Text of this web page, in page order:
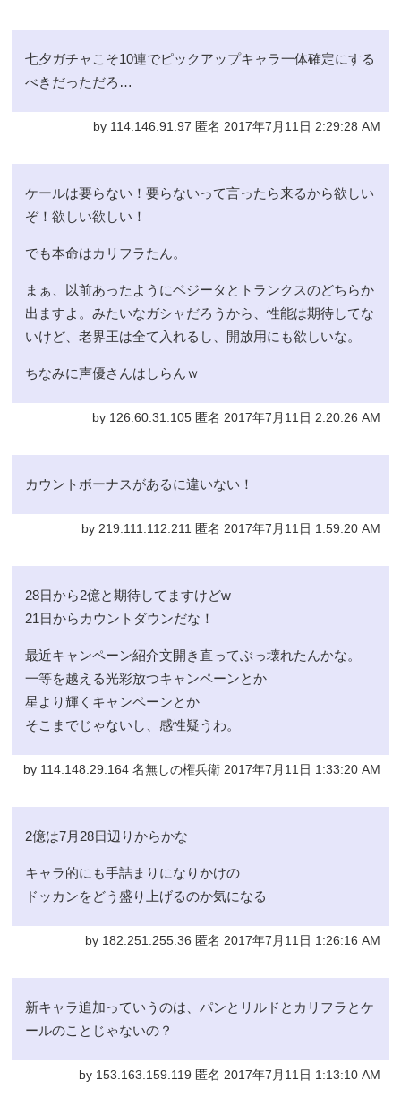
七夕ガチャこそ10連でピックアップキャラ一体確定にする
べきだっただろ…
by 114.146.91.97 匿名 2017年7月11日 2:29:28 AM
ケールは要らない！要らないって言ったら来るから欲しい
ぞ！欲しい欲しい！
でも本命はカリフラたん。
まぁ、以前あったようにベジータとトランクスのどちらか
出ますよ。みたいなガシャだろうから、性能は期待してな
いけど、老界王は全て入れるし、開放用にも欲しいな。
ちなみに声優さんはしらんｗ
by 126.60.31.105 匿名 2017年7月11日 2:20:26 AM
カウントボーナスがあるに違いない！
by 219.111.112.211 匿名 2017年7月11日 1:59:20 AM
28日から2億と期待してますけどw
21日からカウントダウンだな！
最近キャンペーン紹介文開き直ってぶっ壊れたんかな。
一等を越える光彩放つキャンペーンとか
星より輝くキャンペーンとか
そこまでじゃないし、感性疑うわ。
by 114.148.29.164 名無しの権兵衛 2017年7月11日 1:33:20 AM
2億は7月28日辺りからかな
キャラ的にも手詰まりになりかけの
ドッカンをどう盛り上げるのか気になる
by 182.251.255.36 匿名 2017年7月11日 1:26:16 AM
新キャラ追加っていうのは、パンとリルドとカリフラとケ
ールのことじゃないの？
by 153.163.159.119 匿名 2017年7月11日 1:13:10 AM